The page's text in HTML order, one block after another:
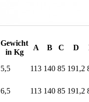
Gewicht
in Kg
A B C D
5,5 113 140 85 191,2
6,5 113 140 85 191,2